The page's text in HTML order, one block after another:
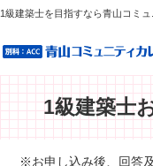
1級建築士を目指すなら青山コミ
1級建築士
※お申し込み後、回答